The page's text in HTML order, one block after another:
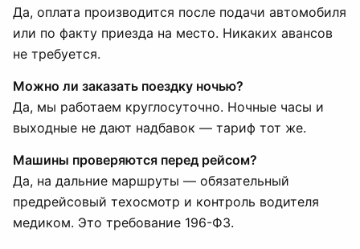
Да, оплата производится после подачи автомобиля
или по факту приезда на место. Никаких авансов
не требуется.
Можно ли заказать поездку ночью?
Да, мы работаем круглосуточно. Ночные часы и
выходные не дают надбавок — тариф тот же.
Машины проверяются перед рейсом?
Да, на дальние маршруты — обязательный
предрейсовый техосмотр и контроль водителя
медиком. Это требование 196-ФЗ.